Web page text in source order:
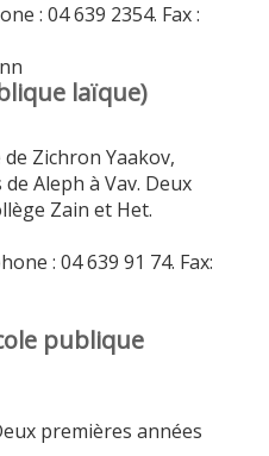
: 04 639 2354. Fax :
laïque)
Zichron Yaakov,
Aleph à Vav. Deux
Zain et Het.
: 04 639 91 74. Fax:
publique
premières années